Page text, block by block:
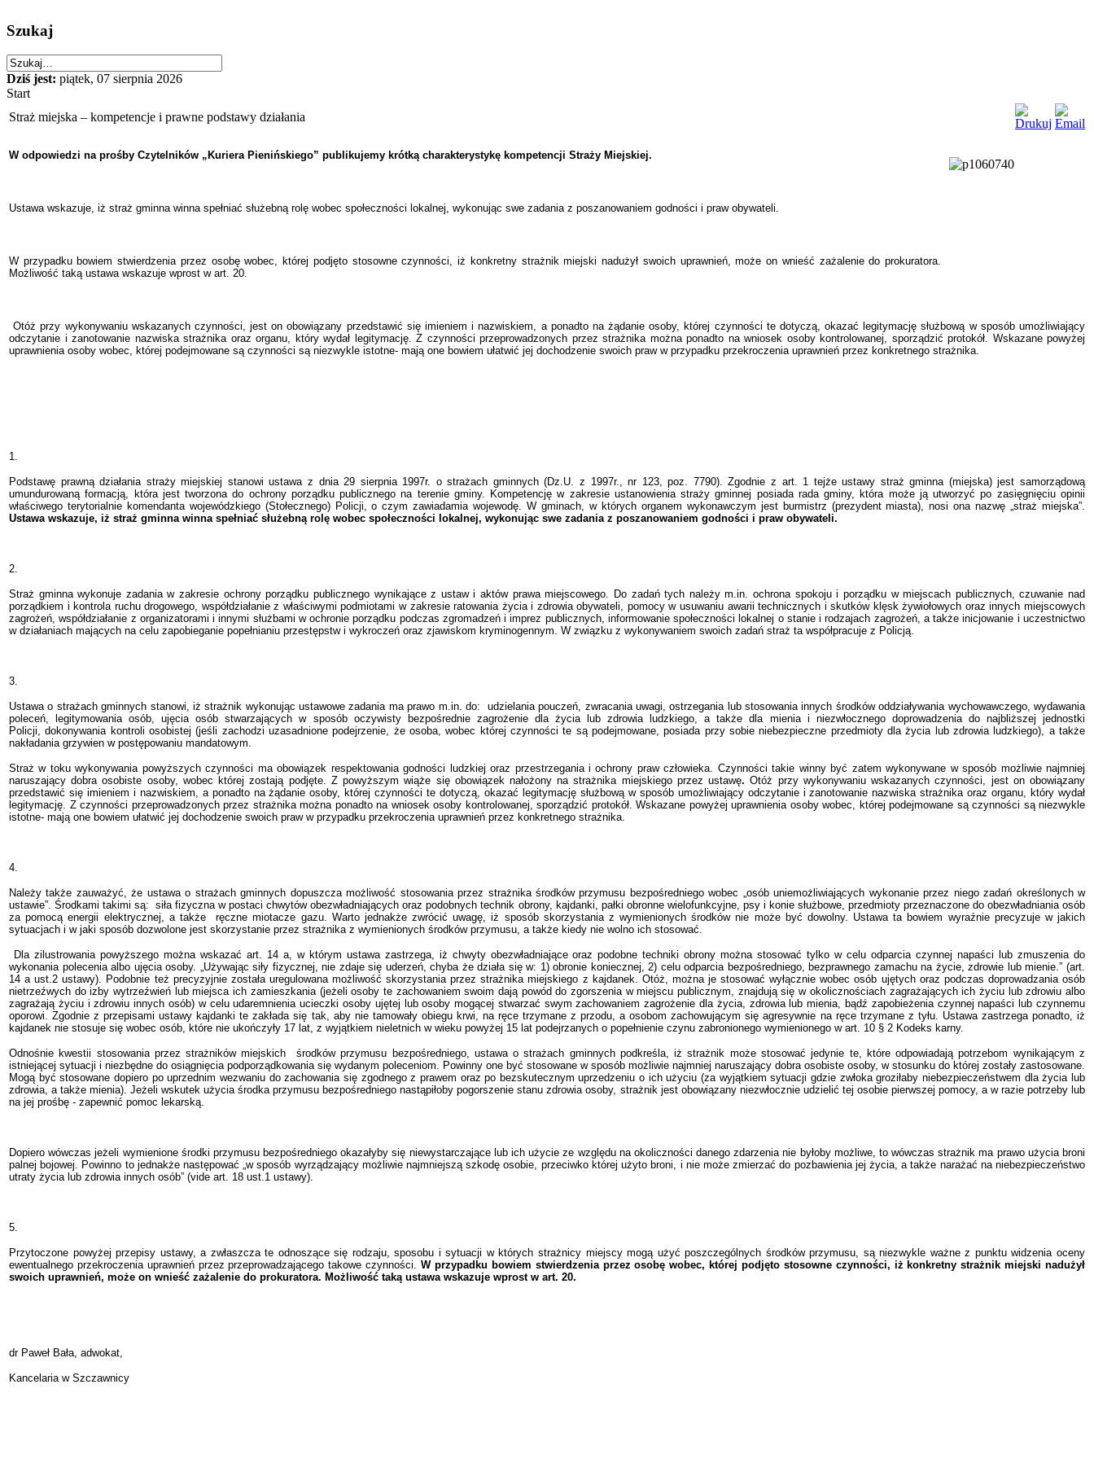
Szukaj
Dziś jest: piątek, 07 sierpnia 2026
Start
Straż miejska – kompetencje i prawne podstawy działania
W odpowiedzi na prośby Czytelników „Kuriera Pienińskiego” publikujemy krótką charakterystykę kompetencji Straży Miejskiej.
Ustawa wskazuje, iż straż gminna winna spełniać służebną rolę wobec społeczności lokalnej, wykonując swe zadania z poszanowaniem godności i praw obywateli.
W przypadku bowiem stwierdzenia przez osobę wobec, której podjęto stosowne czynności, iż konkretny strażnik miejski nadużył swoich uprawnień, może on wnieść zażalenie do prokuratora.
Możliwość taką ustawa wskazuje wprost w art. 20.
Otóż przy wykonywaniu wskazanych czynności, jest on obowiązany przedstawić się imieniem i nazwiskiem, a ponadto na żądanie osoby, której czynności te dotyczą, okazać legitymację służbową w sposób umożliwiający
odczytanie i zanotowanie nazwiska strażnika oraz organu, który wydał legitymację. Z czynności przeprowadzonych przez strażnika można ponadto na wniosek osoby kontrolowanej, sporządzić protokół. Wskazane powyżej
uprawnienia osoby wobec, której podejmowane są czynności są niezwykle istotne- mają one bowiem ułatwić jej dochodzenie swoich praw w przypadku przekroczenia uprawnień przez konkretnego strażnika.
1.
Podstawę prawną działania straży miejskiej stanowi ustawa z dnia 29 sierpnia 1997r. o strażach gminnych (Dz.U. z 1997r., nr 123, poz. 7790). Zgodnie z art. 1 tejże ustawy straż gminna (miejska) jest samorządową
umundurowaną formacją, która jest tworzona do ochrony porządku publicznego na terenie gminy. Kompetencję w zakresie ustanowienia straży gminnej posiada rada gminy, która może ją utworzyć po zasięgnięciu opinii
właściwego terytorialnie komendanta wojewódzkiego (Stołecznego) Policji, o czym zawiadamia wojewodę. W gminach, w których organem wykonawczym jest burmistrz (prezydent miasta), nosi ona nazwę „straż miejska”.
Ustawa wskazuje, iż straż gminna winna spełniać służebną rolę wobec społeczności lokalnej, wykonując swe zadania z poszanowaniem godności i praw obywateli.
2.
Straż gminna wykonuje zadania w zakresie ochrony porządku publicznego wynikające z ustaw i aktów prawa miejscowego. Do zadań tych należy m.in. ochrona spokoju i porządku w miejscach publicznych,czuwanie nad
porządkiem i kontrola ruchu drogowego, współdziałanie z właściwymi podmiotami w zakresie ratowania życia i zdrowia obywateli, pomocy w usuwaniu awarii technicznych i skutków klęsk żywiołowych oraz innych miejscowych
zagrożeń, współdziałanie z organizatorami i innymi służbami w ochronie porządku podczas zgromadzeń i imprez publicznych, informowanie społeczności lokalnej o stanie i rodzajach zagrożeń, a także inicjowanie i uczestnictwo
w działaniach mających na celu zapobieganie popełnianiu przestępstw i wykroczeń oraz zjawiskom kryminogennym. W związku z wykonywaniem swoich zadań straż ta współpracuje z Policją.
3.
Ustawa o strażach gminnych stanowi, iż strażnik wykonując ustawowe zadania ma prawo m.in. do: udzielania pouczeń, zwracania uwagi, ostrzegania lub stosowania innych środków oddziaływania wychowawczego, wydawania
poleceń, legitymowania osób, ujęcia osób stwarzających w sposób oczywisty bezpośrednie zagrożenie dla życia lub zdrowia ludzkiego, a także dla mienia i niezwłocznego doprowadzenia do najbliższej jednostki
Policji, dokonywania kontroli osobistej (jeśli zachodzi uzasadnione podejrzenie, że osoba, wobec której czynności te są podejmowane, posiada przy sobie niebezpieczne przedmioty dla życia lub zdrowia ludzkiego), a także
nakładania grzywien w postępowaniu mandatowym.
Straż w toku wykonywania powyższych czynności ma obowiązek respektowania godności ludzkiej oraz przestrzegania i ochrony praw człowieka. Czynności takie winny być zatem wykonywane w sposób możliwie najmniej
naruszający dobra osobiste osoby, wobec której zostają podjęte. Z powyższym wiąże się obowiązek nałożony na strażnika miejskiego przez ustawę.Otóż przy wykonywaniu wskazanych czynności, jest on obowiązany
przedstawić się imieniem i nazwiskiem, a ponadto na żądanie osoby, której czynności te dotyczą, okazać legitymację służbową w sposób umożliwiający odczytanie i zanotowanie nazwiska strażnika oraz organu, który wydał
legitymację. Z czynności przeprowadzonych przez strażnika można ponadto na wniosek osoby kontrolowanej, sporządzić protokół. Wskazane powyżej uprawnienia osoby wobec, której podejmowane są czynności są niezwykle
istotne- mają one bowiem ułatwić jej dochodzenie swoich praw w przypadku przekroczenia uprawnień przez konkretnego strażnika.
4.
Należy także zauważyć, że ustawa o strażach gminnych dopuszcza możliwość stosowania przez strażnika środków przymusu bezpośredniego wobec „osób uniemożliwiających wykonanie przez niego zadań określonych w
ustawie”. Środkami takimi są: siła fizyczna w postaci chwytów obezwładniających oraz podobnych technik obrony, kajdanki, pałki obronne wielofunkcyjne, psy i konie służbowe, przedmioty przeznaczone do obezwładniania osób
za pomocą energii elektrycznej, a także ręczne miotacze gazu. Warto jednakże zwrócić uwagę, iż sposób skorzystania z wymienionych środków nie może być dowolny. Ustawa ta bowiem wyraźnie precyzuje w jakich
sytuacjach i w jaki sposób dozwolone jest skorzystanie przez strażnika z wymienionych środków przymusu, a także kiedy nie wolno ich stosować.
Dla zilustrowania powyższego można wskazać art. 14 a, w którym ustawa zastrzega, iż chwyty obezwładniające oraz podobne techniki obrony można stosować tylko w celu odparcia czynnej napaści lub zmuszenia do
wykonania polecenia albo ujęcia osoby. „Używając siły fizycznej, nie zdaje się uderzeń, chyba że działa się w: 1) obronie koniecznej, 2) celu odparcia bezpośredniego, bezprawnego zamachu na życie, zdrowie lub mienie.” (art.
14 a ust.2 ustawy). Podobnie też precyzyjnie została uregulowana możliwość skorzystania przez strażnika miejskiego z kajdanek. Otóż, można je stosować wyłączniewobec osób ujętych oraz podczas doprowadzania osób
nietrzeźwych do izby wytrzeźwień lub miejsca ich zamieszkania (jeżeli osoby te zachowaniem swoim dają powód do zgorszenia w miejscu publicznym, znajdują się w okolicznościach zagrażających ich życiu lub zdrowiu albo
zagrażają życiu i zdrowiu innych osób) w celu udaremnienia ucieczki osoby ujętej lub osoby mogącej stwarzać swym zachowaniem zagrożenie dla życia, zdrowia lub mienia, bądź zapobieżenia czynnej napaści lub czynnemu
oporowi. Zgodnie z przepisami ustawy kajdanki te zakłada się tak, aby nie tamowały obiegu krwi, na ręce trzymane z przodu, a osobom zachowującym się agresywnie na ręce trzymane z tyłu. Ustawa zastrzega ponadto, iż
kajdanek nie stosuje się wobec osób, które nie ukończyły 17 lat, z wyjątkiem nieletnich w wieku powyżej 15 lat podejrzanych o popełnienie czynu zabronionego wymienionego w art. 10 § 2 Kodeks karny.
Odnośnie kwestii stosowania przez strażników miejskich
środków przymusu bezpośredniego, ustawa o strażach gminnych podkreśla, iż strażnik może stosować jedynie te, które odpowiadają potrzebom wynikającym z
istniejącej sytuacji i niezbędne do osiągnięcia podporządkowania się wydanym poleceniom. Powinny one być stosowane w sposób możliwie najmniej naruszający dobra osobiste osoby, w stosunku do której zostały zastosowane.
Mogą być stosowane dopiero po uprzednim wezwaniu do zachowania się zgodnego z prawem oraz po bezskutecznym uprzedzeniu o ich użyciu (za wyjątkiem sytuacji gdzie zwłoka groziłaby niebezpieczeństwem dla życia lub
zdrowia, a także mienia). Jeżeli wskutek użycia środka przymusu bezpośredniego nastąpiłoby pogorszenie stanu zdrowia osoby, strażnik jest obowiązany niezwłocznie udzielić tej osobie pierwszej pomocy, a w razie potrzeby lub
na jej prośbę - zapewnić pomoc lekarską.
Dopiero wówczas jeżeli wymienione środki przymusu bezpośredniego okazałyby się niewystarczające lub ich użycie ze względu na okoliczności danego zdarzenia nie byłoby możliwe, to wówczas strażnik ma prawo użycia broni
palnej bojowej. Powinno to jednakże następować „w sposób wyrządzający możliwie najmniejszą szkodę osobie, przeciwko której użyto broni, i nie może zmierzać do pozbawienia jej życia, a także narażać na niebezpieczeństwo
utraty życia lub zdrowia innych osób” (vide art. 18 ust.1 ustawy).
5.
Przytoczone powyżej przepisy ustawy, a zwłaszcza te odnoszące się rodzaju, sposobu i sytuacji w których strażnicy miejscy mogą użyć poszczególnych środków przymusu, są niezwykle ważne z punktu widzenia oceny
ewentualnego przekroczenia uprawnień przez przeprowadzającego takowe czynności.W przypadku bowiem stwierdzenia przez osobę wobec, której podjęto stosowne czynności, iż konkretny strażnik miejski nadużył
swoich uprawnień, może on wnieść zażalenie do prokuratora. Możliwość taką ustawa wskazuje wprost w art. 20.
dr Paweł Bała, adwokat,
Kancelaria w Szczawnicy